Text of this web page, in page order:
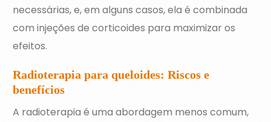
necessárias, e, em alguns casos, ela é combinada
com injeções de corticoides para maximizar os
efeitos.
Radioterapia para queloides: Riscos e
benefícios
A radioterapia é uma abordagem menos comum,